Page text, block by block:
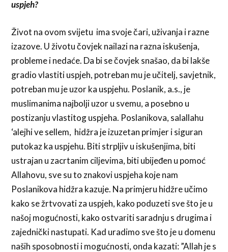
uspjeh?
Život na ovom svijetu ima svoje čari, uživanja i razne
izazove. U životu čovjek nailazi na razna iskušenja,
probleme i nedaće. Da bi se čovjek snašao, da bi lakše
gradio vlastiti uspjeh, potreban mu je učitelj, savjetnik,
potreban mu je uzor ka uspjehu. Poslanik, a.s., je
muslimanima najbolji uzor u svemu, a posebno u
postizanju vlastitog uspjeha. Poslanikova, salallahu
‘alejhi ve sellem, hidžra je izuzetan primjer i siguran
putokaz ka uspjehu. Biti strpljiv u iskušenjima, biti
ustrajan u zacrtanim ciljevima, biti ubijeđen u pomoć
Allahovu, sve su to znakovi uspjeha koje nam
Poslanikova hidžra kazuje. Na primjeru hidžre učimo
kako se žrtvovati za uspjeh, kako poduzeti sve što je u
našoj mogućnosti, kako ostvariti saradnju s drugima i
zajednički nastupati. Kad uradimo sve što je u domenu
naših sposobnosti i mogućnosti, onda kazati: ”Allah je s